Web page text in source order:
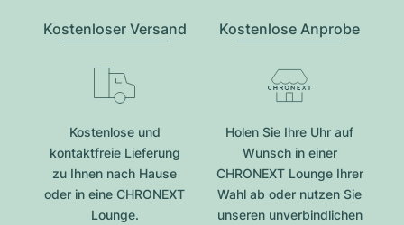
Kostenloser Versand
Kostenlose und
kontaktfreie Lieferung
zu Ihnen nach Hause
oder in eine CHRONEXT
Lounge.
Kostenlose Anprobe
Holen Sie Ihre Uhr auf
Wunsch in einer
CHRONEXT Lounge Ihrer
Wahl ab oder nutzen Sie
unseren unverbindlichen